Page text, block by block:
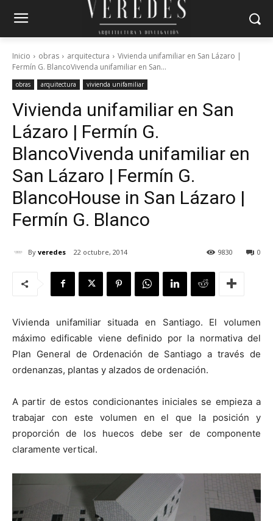
Inicio obras arquitectura
Vivienda unifamiliar en San Lázaro |
Fermín G. BlancoVivenda unifamiliar en San...
obras arquitectura vivienda unifamiliar
Vivienda unifamiliar en San
Lázaro | Fermín G.
BlancoVivenda unifamiliar en
San Lázaro | Fermín G.
BlancoHouse in San Lázaro |
Fermín G. Blanco
By veredes 22 octubre, 2014 0
9830
Vivienda unifamiliar situada en Santiago. El volumen
máximo edificable viene definido por la normativa del
Plan General de Ordenación de Santiago a través de
ordenanzas, plantas y alzados de ordenación.
A partir de estos condicionantes iniciales se empieza a
trabajar con este volumen en el que la posición y
proporción de los huecos debe ser de componente
claramente vertical.